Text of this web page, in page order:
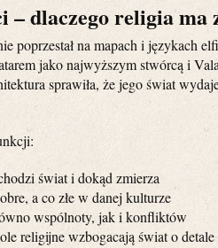
dlaczego religia ma
poprzestał na mapach i językach
jako najwyższym stwórcą i
sprawiła, że jego świat
świat i dokąd zmierza
a co złe w danej kulturze
wspólnoty, jak i konfliktów
religijne wzbogacają świat o detale